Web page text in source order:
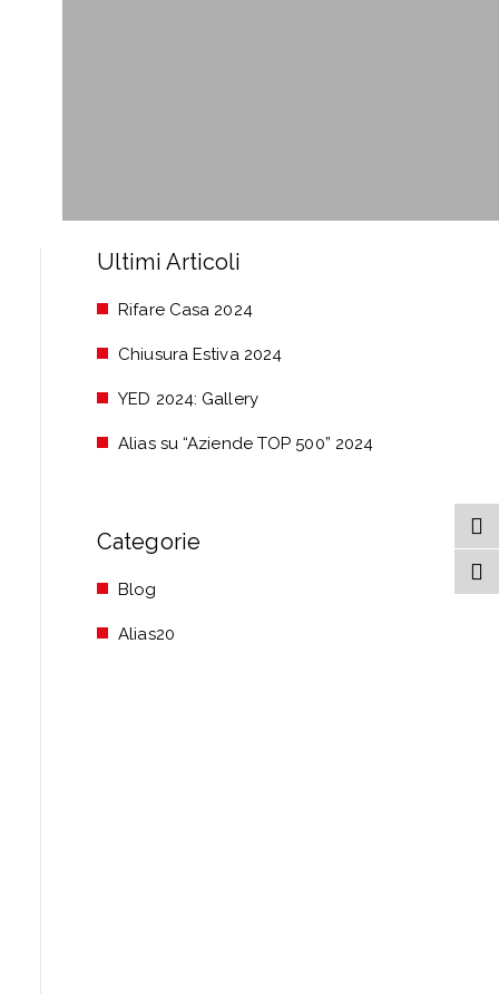
Ultimi Articoli
Rifare Casa 2024
Chiusura Estiva 2024
YED 2024: Gallery
Alias su “Aziende TOP 500” 2024
Categorie
Blog
Alias20